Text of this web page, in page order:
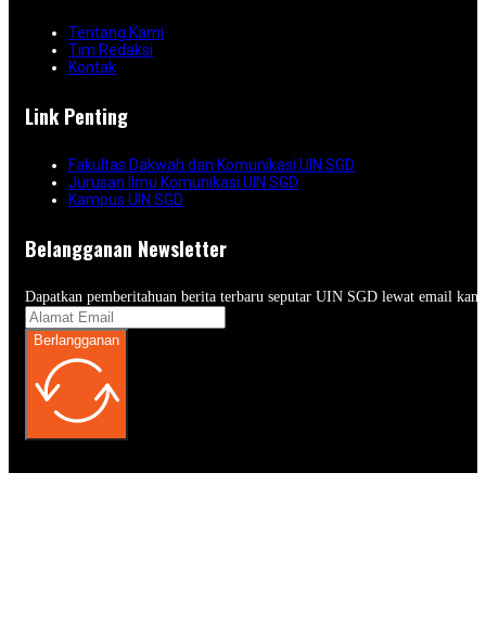
Tentang Kami
Tim Redaksi
Kontak
Link Penting
Fakultas Dakwah dan Komunikasi UIN SGD
Jurusan Ilmu Komunikasi UIN SGD
Kampus UIN SGD
Belangganan Newsletter
Dapatkan pemberitahuan berita terbaru seputar UIN SGD lewat email
Berlangganan